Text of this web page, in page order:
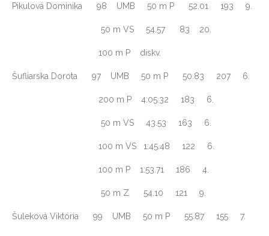
Pikulová Dominika 98 UMB 50 m P 52.01 193 9.
50 m VS 54.57 83 20.
100 m P diskv.
Šufliarska Dorota 97 UMB 50 m P 50.83 207 6.
200 m P 4:05.32 183 6.
50 m VS 43.53 163 6.
100 m VS 1:45.48 122 6.
100 m P 1:53.71 186 4.
50 m Z 54.10 121 9.
Šuleková Viktória 99 UMB 50 m P 55.87 155 7.